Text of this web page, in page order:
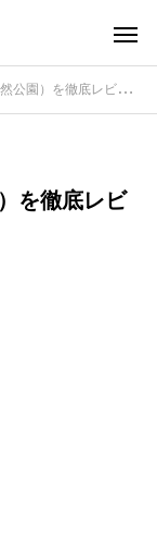
レビュー！駐車場情報も紹介
を徹底レビ